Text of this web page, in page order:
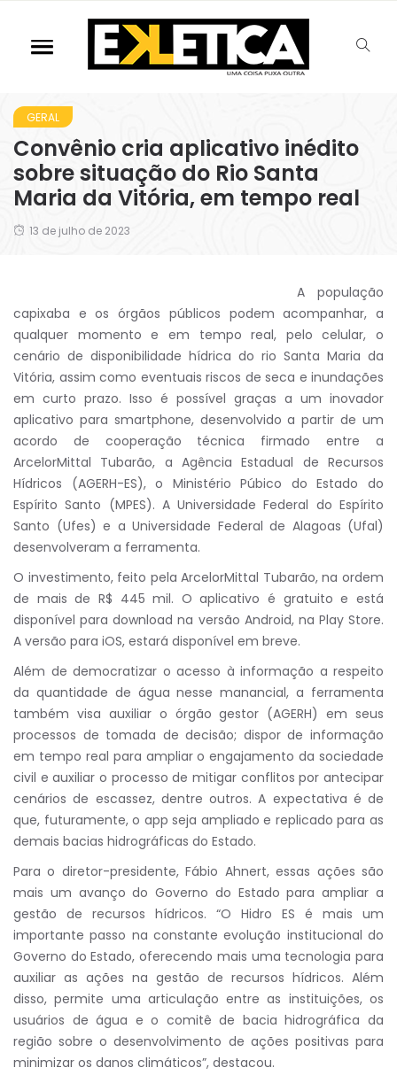
GERAL
Convênio cria aplicativo inédito
sobre situação do Rio Santa
Maria da Vitória, em tempo real
13 de julho de 2023
A população
capixaba e os órgãos públicos podem acompanhar, a
qualquer momento e em tempo real, pelo celular, o
cenário de disponibilidade hídrica do rio Santa Maria da
Vitória, assim como eventuais riscos de seca e inundações
em curto prazo. Isso é possível graças a um inovador
aplicativo para smartphone, desenvolvido a partir de um
acordo de cooperação técnica firmado entre a
ArcelorMittal Tubarão, a Agência Estadual de Recursos
Hídricos (AGERH-ES), o Ministério Púbico do Estado do
Espírito Santo (MPES). A Universidade Federal do Espírito
Santo (Ufes) e a Universidade Federal de Alagoas (Ufal)
desenvolveram a ferramenta.
O investimento, feito pela ArcelorMittal Tubarão, na ordem
de mais de R$ 445 mil. O aplicativo é gratuito e está
disponível para download na versão Android, na Play Store.
A versão para iOS, estará disponível em breve.
Além de democratizar o acesso à informação a respeito
da quantidade de água nesse manancial, a ferramenta
também visa auxiliar o órgão gestor (AGERH) em seus
processos de tomada de decisão; dispor de informação
em tempo real para ampliar o engajamento da sociedade
civil e auxiliar o processo de mitigar conflitos por antecipar
cenários de escassez, dentre outros. A expectativa é de
que, futuramente, o app seja ampliado e replicado para as
demais bacias hidrográficas do Estado.
Para o diretor-presidente, Fábio Ahnert, essas ações são
mais um avanço do Governo do Estado para ampliar a
gestão de recursos hídricos. “O Hidro ES é mais um
importante passo na constante evolução institucional do
Governo do Estado, oferecendo mais uma tecnologia para
auxiliar as ações na gestão de recursos hídricos. Além
disso, permite uma articulação entre as instituições, os
usuários de água e o comitê de bacia hidrográfica da
região sobre o desenvolvimento de ações positivas para
minimizar os danos climáticos”, destacou.